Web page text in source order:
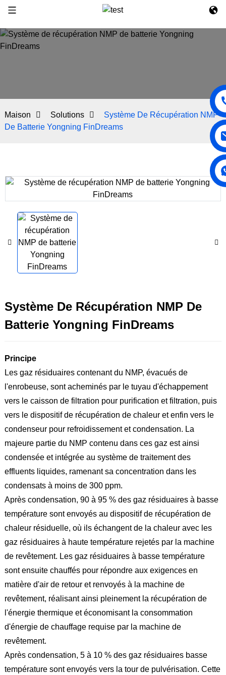
Maison Solutions
Système De Récupération NMP
De Batterie Yongning FinDreams
Système De Récupération NMP De
Batterie Yongning FinDreams
Principe
Les gaz résiduaires contenant du NMP, évacués de
l'enrobeuse, sont acheminés par le tuyau d'échappement
vers le caisson de filtration pour purification et filtration, puis
vers le dispositif de récupération de chaleur et enfin vers le
condenseur pour refroidissement et condensation. La
majeure partie du NMP contenu dans ces gaz est ainsi
condensée et intégrée au système de traitement des
effluents liquides, ramenant sa concentration dans les
condensats à moins de 300 ppm.
Après condensation, 90 à 95 % des gaz résiduaires à basse
température sont envoyés au dispositif de récupération de
chaleur résiduelle, où ils échangent de la chaleur avec les
gaz résiduaires à haute température rejetés par la machine
de revêtement. Les gaz résiduaires à basse température
sont ensuite chauffés pour répondre aux exigences en
matière d'air de retour et renvoyés à la machine de
revêtement, réalisant ainsi pleinement la récupération de
l'énergie thermique et économisant la consommation
d'énergie de chauffage requise par la machine de
revêtement.
Après condensation, 5 à 10 % des gaz résiduaires basse
température sont envoyés vers la tour de pulvérisation. Cette